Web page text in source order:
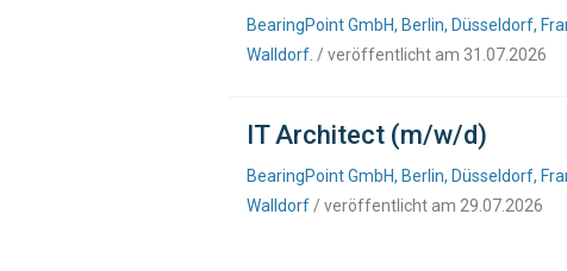
BearingPoint GmbH, Berlin, Düsseldorf,
Walldorf. / veröffentlicht am 31.07.2026
IT Architect (m/w/d)
BearingPoint GmbH, Berlin, Düsseldorf,
Walldorf / veröffentlicht am 29.07.2026